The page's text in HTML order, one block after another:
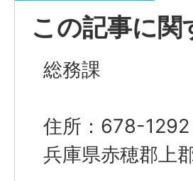
この記事に
総務課
住所：678-1292
兵庫県赤穂郡上